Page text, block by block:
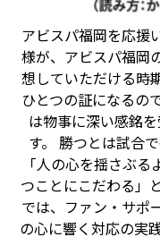
アビスパ福岡を応援
様が、アビスパ福岡
想していただける時
ひとつの証になるの
は物事に深い感銘
す。 勝つとは試合
「人の心を揺さぶ
つことにこだわる」
では、ファン・サポ
の心に響く対応の実